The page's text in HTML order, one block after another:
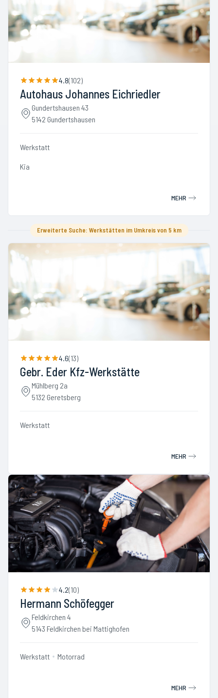
4.8(102)
Autohaus Johannes Eichriedler
Gundertshausen 43
5142 Gundertshausen
Werkstatt
Kia
MEHR
Erweiterte Suche: Werkstätten im Umkreis von 5 km
4.6(13)
Gebr. Eder Kfz-Werkstätte
Mühlberg 2a
5132 Geretsberg
Werkstatt
MEHR
4.2(10)
Hermann Schöfegger
Feldkirchen 4
5143 Feldkirchen bei Mattighofen
Werkstatt Motorrad
MEHR